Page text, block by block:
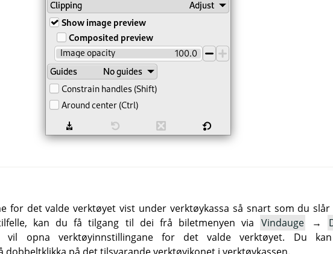
for det valde verktøyet vist under verktøykassa så snart som du slår
kan du få tilgang til dei frå biletmenyen via Vindauge →
vil opna verktøyinnstillingane for det valde verktøyet. Du